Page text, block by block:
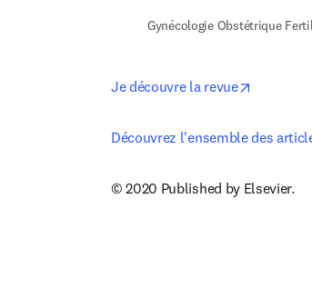
Gynécologie Obstétrique
Je découvre la revue
Découvrez l'ensemble des
© 2020 Published by Elsevier.